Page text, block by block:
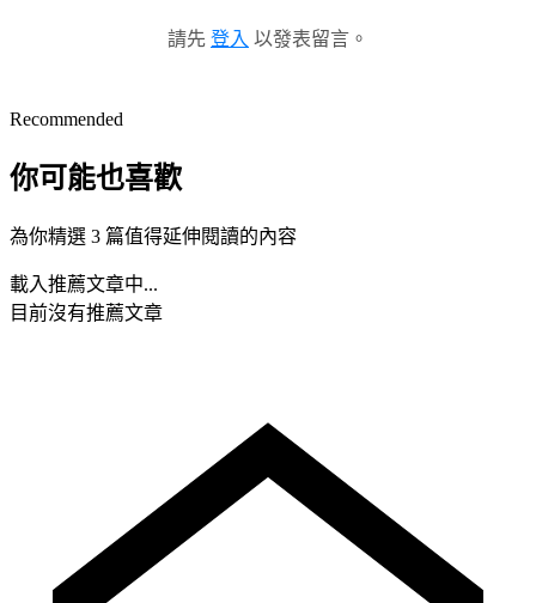
請先 登入 以發表留言。
Recommended
你可能也喜歡
為你精選 3 篇值得延伸閱讀的內容
載入推薦文章中...
目前沒有推薦文章